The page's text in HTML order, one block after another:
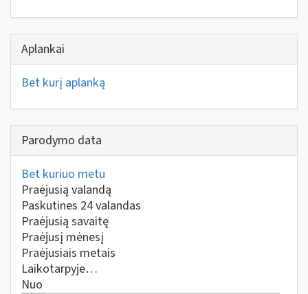
Aplankai
Bet kurį aplanką
Parodymo data
Bet kuriuo metu
Praėjusią valandą
Paskutines 24 valandas
Praėjusią savaitę
Praėjusį mėnesį
Praėjusiais metais
Laikotarpyje…
Nuo